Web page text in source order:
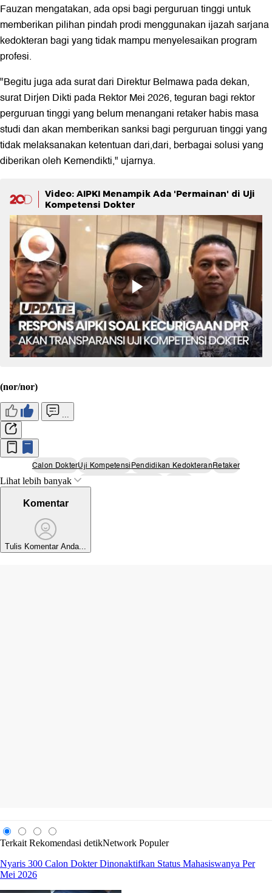
Fauzan mengatakan, ada opsi bagi perguruan tinggi untuk
memberikan pilihan pindah prodi menggunakan ijazah sarjana
kedokteran bagi yang tidak mampu menyelesaikan program
profesi.
"Begitu juga ada surat dari Direktur Belmawa pada dekan,
surat Dirjen Dikti pada Rektor Mei 2026, teguran bagi rektor
perguruan tinggi yang belum menangani retaker habis masa
studi dan akan memberikan sanksi bagi perguruan tinggi yang
tidak melaksanakan ketentuan dari,dari, berbagai solusi yang
diberikan oleh Kemendikti," ujarnya.
Video: AIPKI Menampik Ada 'Permainan' di Uji
Kompetensi Dokter
(nor/nor)
Calon DokterUji KompetensiPendidikan KedokteranRetaker
Kementerian Pendidikan
Lihat lebih banyak
Komentar
Tulis Komentar Anda...
Terkait Rekomendasi detikNetwork Populer
Nyaris 300 Calon Dokter Dinonaktifkan Status Mahasiswanya Per
Mei 2026